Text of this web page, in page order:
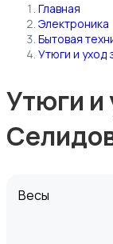
Главная
Электроника
Бытовая
Утюги и уход
Утюги и
Весы